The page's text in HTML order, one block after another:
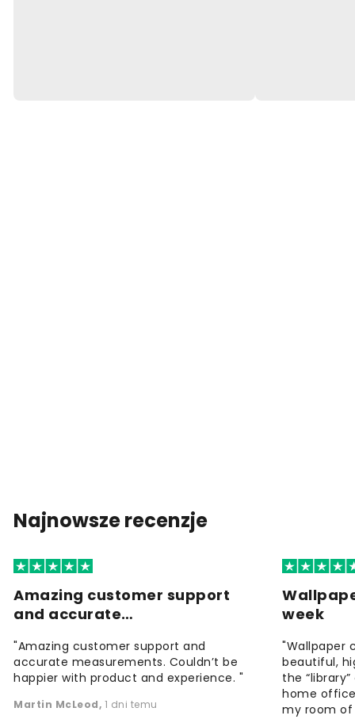
Najnowsze recenzje
Amazing customer support
and accurate…
"Amazing customer support and
accurate measurements. Couldn’t be
happier with product and experience. "
Martin McLeod, 1 dni temu
week
"Wallpaper
beautiful,
the
home
my room of